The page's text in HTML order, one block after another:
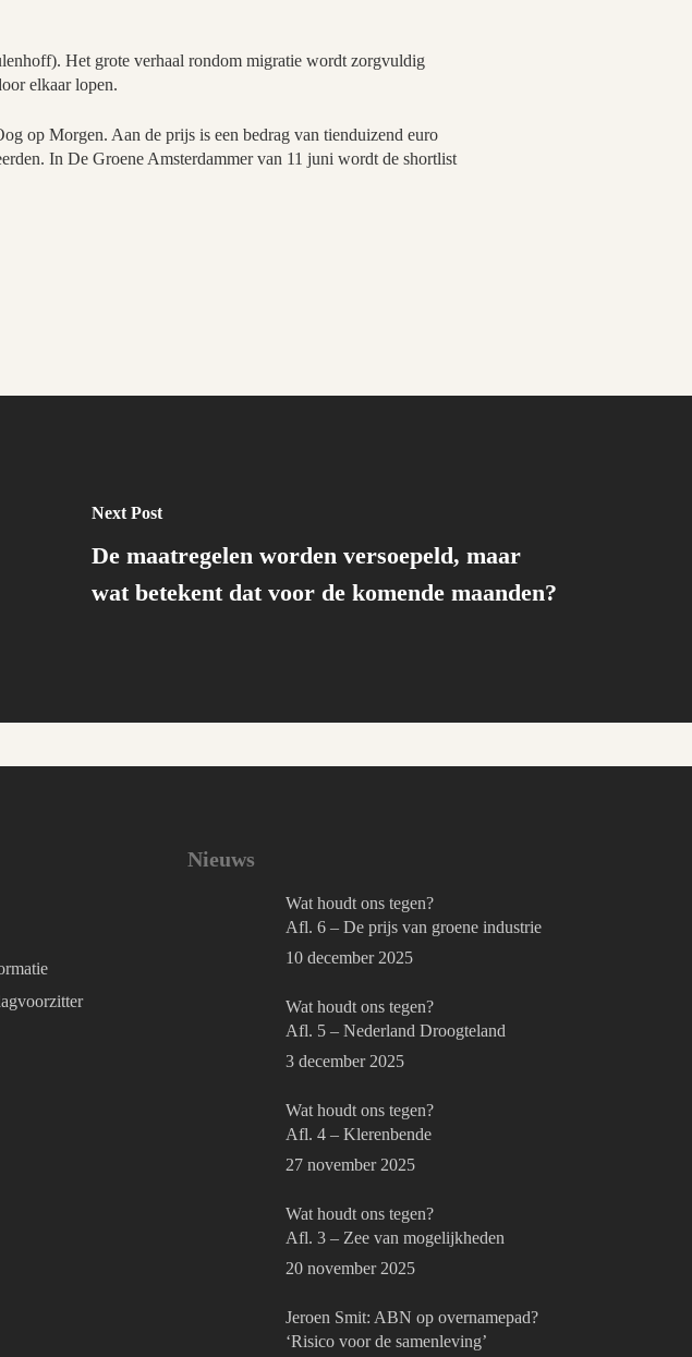
Het grote verhaal rondom migratie wordt zorgvuldig
elkaar lopen.
op Morgen. Aan de prijs is een bedrag van tienduizend euro
In De Groene Amsterdammer van 11 juni wordt de shortlist
Next Post
De maatregelen worden versoepeld, maar
wat betekent dat voor de komende maanden?
Nieuws
Wat houdt ons tegen?
Afl. 6 – De prijs van groene industrie
10 december 2025
Wat houdt ons tegen?
Afl. 5 – Nederland Droogteland
3 december 2025
Wat houdt ons tegen?
Afl. 4 – Klerenbende
27 november 2025
Wat houdt ons tegen?
Afl. 3 – Zee van mogelijkheden
20 november 2025
Jeroen Smit: ABN op overnamepad?
‘Risico voor de samenleving’